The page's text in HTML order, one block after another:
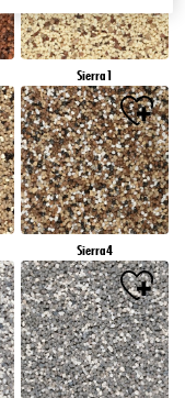
Sierra1
Sierra4